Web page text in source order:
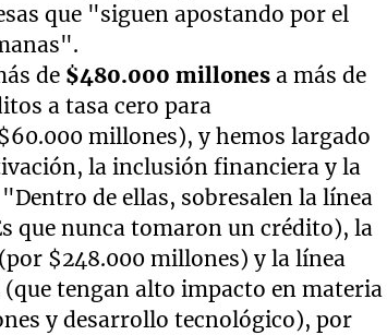
que "siguen apostando por el
de $480.000 millonesa más de
a tasa cero para
millones), y hemos largado
la inclusión financiera y la
de ellas, sobresalen la línea
que nunca tomaron un crédito), la
$248.000 millones) y la línea
tengan alto impacto en materia
y desarrollo tecnológico), por